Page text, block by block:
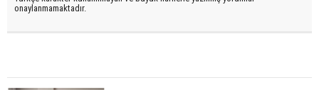
onaylanmamaktadır.